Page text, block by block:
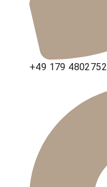
+49 179 4802752